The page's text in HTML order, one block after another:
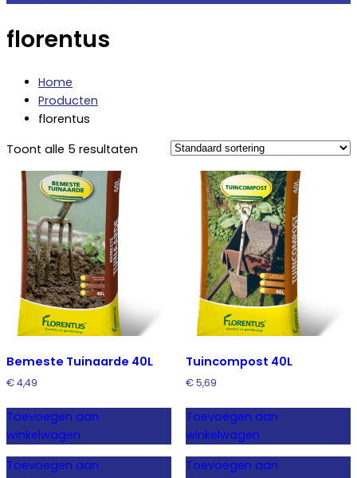
florentus
Home
Producten
florentus
Toont alle 5 resultaten
Bemeste Tuinaarde 40L
€4,49
Toevoegen aan
winkelwagen
Toevoegen aan
Tuincompost 40L
€5,69
Toevoegen aan
winkelwagen
Toevoegen aan